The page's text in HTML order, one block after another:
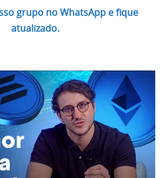
grupo no WhatsApp e fique
atualizado.